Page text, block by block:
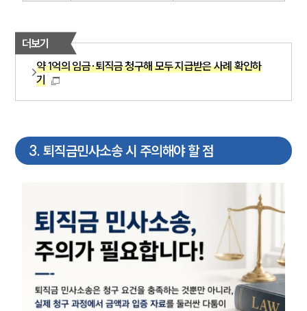
더보기
약 1억의 임금∙퇴직금 청구해 모두 지급받은 사례 확인하
기
3. 퇴직금민사소송 시 주의해야 할 점